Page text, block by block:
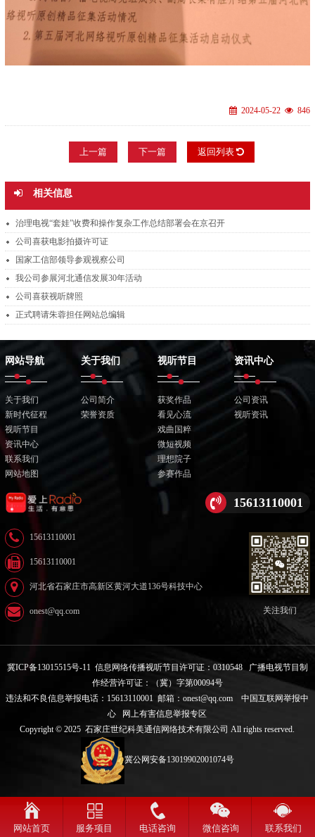
2024-05-22 846
上一篇 下一篇 返回列表
相关信息
治理电视“套娃”收费和操作复杂工作总结部署会在京召开
公司喜获电影拍摄许可证
国家工信部领导参观视察公司
我公司参展河北通信发展30年活动
公司喜获视听牌照
正式聘请朱蓉担任网站总编辑
网站导航
关于我们
新时代征程
视听节目
资讯中心
联系我们
网站地图
关于我们
公司简介
荣誉资质
视听节目
获奖作品
看见心流
戏曲国粹
微短视频
理想院子
参赛作品
资讯中心
公司资讯
视听资讯
15613110001
15613110001
15613110001
河北省石家庄市高新区黄河大道136号科技中心
onest@qq.com 关注我们
冀ICP备13015515号-11 信息网络传播视听节目许可证：0310548
广播电视节目制
作经营许可证：（冀）字第00094号
违法和不良信息举报电话：15613110001 邮箱：onest@qq.com中国互联网举报中
心
网上有害信息举报专区
Copyright © 2025 石家庄世纪科美通信网络技术有限公司 All rights reserved.
冀公网安备13019902001074号
网站首页 服务项目 电话咨询 微信咨询 联系我们